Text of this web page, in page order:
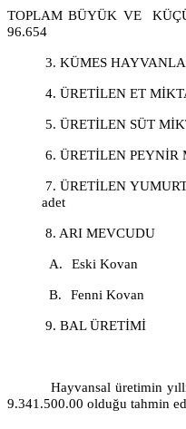
TOPLAM BÜYÜK VE
96.654
3. KÜMES
4. ÜRETİLEN ET
5. ÜRETİLEN SÜT
6. ÜRETİLEN PEYNİR
7. ÜRETİLEN
adet
8. ARI MEVCUDU
A. Eski Kovan
B. Fenni Kovan
9. BAL ÜRETİMİ
Hayvansal üretimin
9.341.500.00 olduğu tahmin